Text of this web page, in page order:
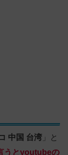
中国 台湾 」と
うとyoutubeの